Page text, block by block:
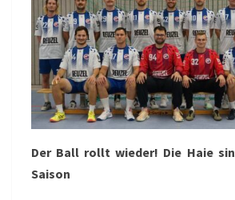
Der Ball rollt wieder! Die Haie
Saison